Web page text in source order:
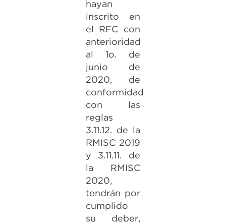
hayan
inscrito en
el RFC con
anterioridad
al 1o. de
junio de
2020, de
conformidad
con las
reglas
3.11.12. de la
RMISC 2019
y 3.11.11. de
la RMISC
2020,
tendrán por
cumplido
su deber,